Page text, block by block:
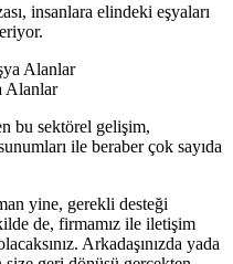
insanlara elindeki eşyaları
Alanlar
bu sektörel gelişim,
ile beraber çok sayıda
yine, gerekli desteği
de, firmamız ile iletişim
Arkadaşınızda yada